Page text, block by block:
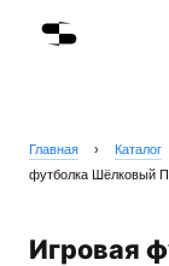
Главная › Каталог
футболка Шёлковый
Игровая футболка Шёлковый Путь